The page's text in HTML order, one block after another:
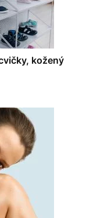
kožený